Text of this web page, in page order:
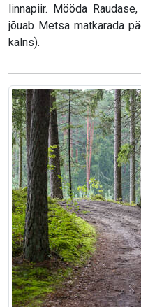
linnapiir. Mööda
jõuab Metsa matkarada
kalns).